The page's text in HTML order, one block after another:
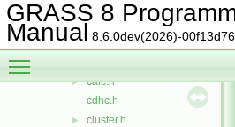
GRASS 8
Manual 8.6.0dev(2026)-
► vect
► arraystats.h
► bitmap.h
► calc.h
cdhc.h
► cluster.h